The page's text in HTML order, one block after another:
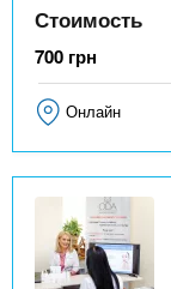
Стоимость
700 грн
Онлайн